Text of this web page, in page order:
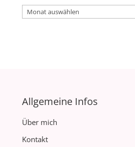
Archiv
Allgemeine Infos
Über mich
Kontakt